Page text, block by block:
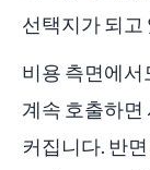
선택지가 되고
비용 측면에서
계속 호출하면
커집니다. 반